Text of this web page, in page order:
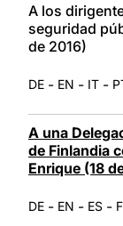
A los
seguridad
de 2016)
DE - EN - IT -
A una
de Finlandia
Enrique (18
DE - EN - ES -